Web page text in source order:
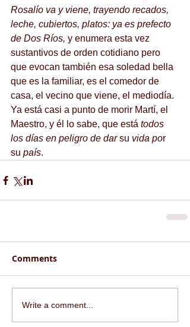
Rosalío va y viene, trayendo recados,
leche, cubiertos, platos: ya es prefecto
de Dos Ríos, y enumera esta vez
sustantivos de orden cotidiano pero
que evocan también esa soledad bella
que es la familiar, es el comedor de
casa, el vecino que viene, el mediodía.
Ya está casi a punto de morir Martí, el
Maestro, y él lo sabe, que está todos
los días en peligro de dar su vida por
su país.
Comments
Write a comment...